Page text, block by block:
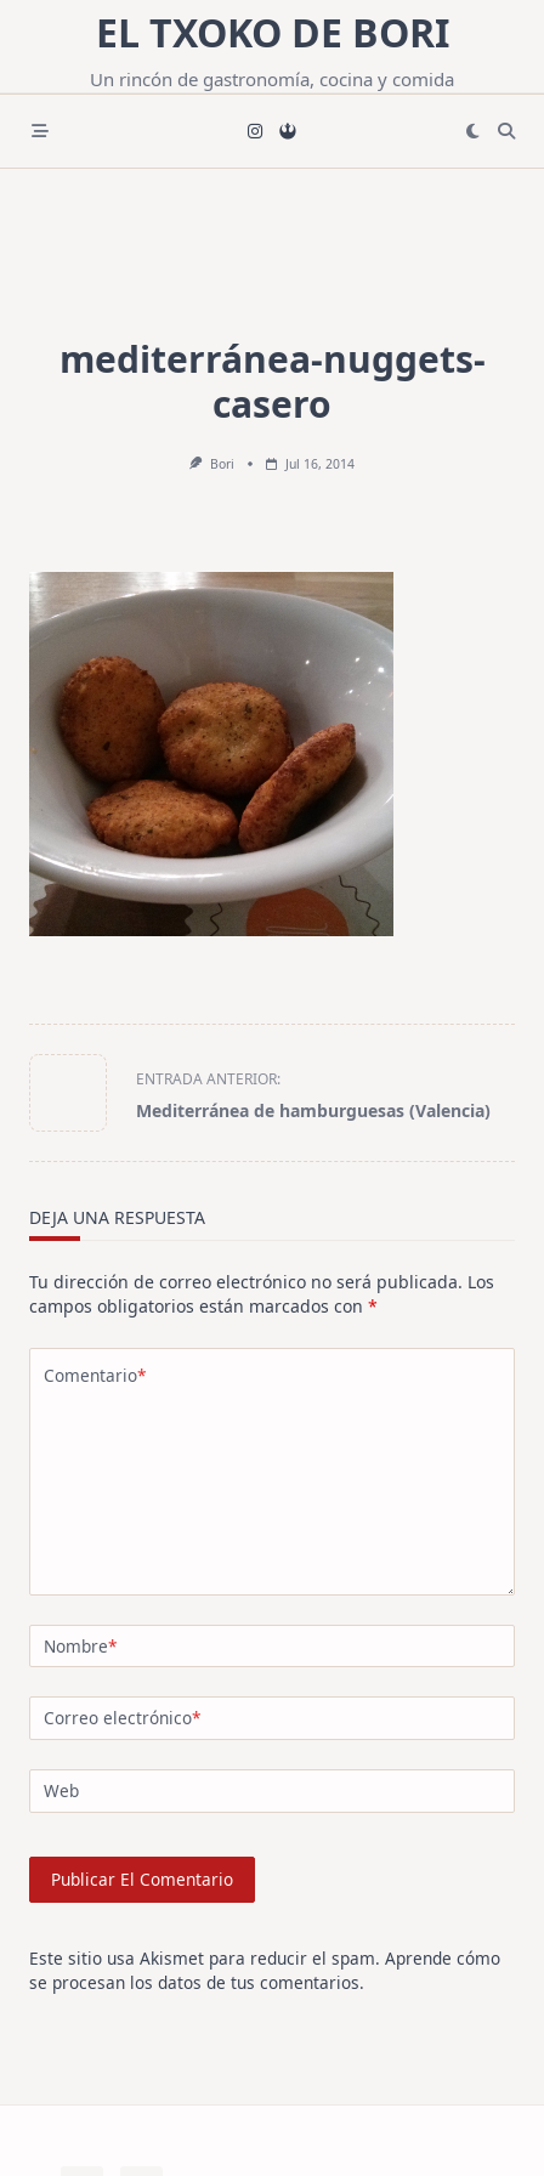
contenido
EL TXOKO DE BORI
Un rincón de gastronomía, cocina y comida
mediterránea-nuggets-
casero
Bori Jul 16, 2014
<span
class="nav-
subtitle
screen-
text">Página</span>
ENTRADA ANTERIOR:
Mediterránea de hamburguesas (Valencia)
DEJA UNA RESPUESTA
Tu dirección de correo electrónico no será publicada. Los
campos obligatorios están marcados con *
Comentario*
Nombre*
Correo electrónico*
Web
Este sitio usa Akismet para reducir el spam. Aprende cómo
se procesan los datos de tus comentarios.